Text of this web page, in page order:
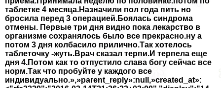
таблетке 4 месяца.Назначили пол года пить но
бросила перед 3 операцией.Боялась синдрома
отмены. Первые три дня видно пока лекарство в
организме сохранялось было все прекрасно.ну а
потом 3 дня колбасило прилично.Так хотелось
таблеточку -жуть.Врач сказал терпи.И терпела еще
дня 4.Потом как то отпустило слава богу сейчас все
норм.Так что пробуйте у каждого все
индивидуально.»,»parent_reply»:null,»created_at»: